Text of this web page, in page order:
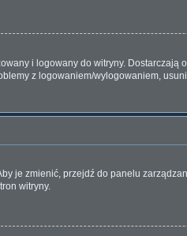
i logowany do witryny. Dostarczają
z logowaniem/wylogowaniem,
je zmienić, przejdź do panelu
witryny.